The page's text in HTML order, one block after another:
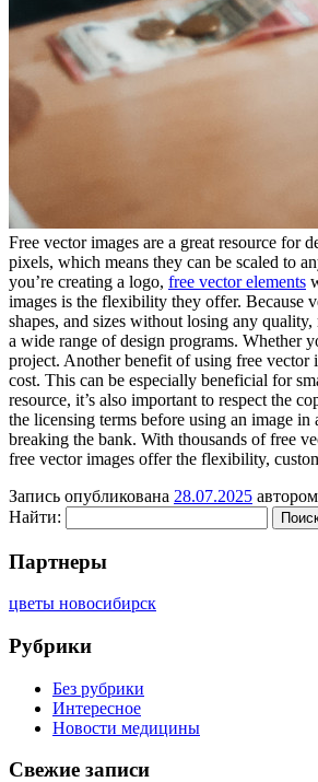
Free vector images are a great resource for
pixels, which means they can be scaled to
you’re creating a logo, free vector elements
images is the flexibility they offer. Because
shapes, and sizes without losing any
a wide range of design programs. Whether
project. Another benefit of using free vector
cost. This can be especially beneficial for
resource, it’s also important to respect the
the licensing terms before using an image
breaking the bank. With thousands of free
free vector images offer the flexibility,
Запись опубликована 28.07.2025 автором
Найти:
Партнеры
цветы новосибирск
Рубрики
Без рубрики
Интересное
Новости медицины
Свежие записи